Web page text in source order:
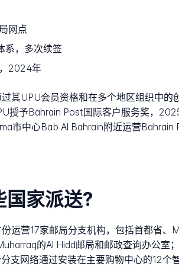
网点
系，多次续签
2024年
其UPU会员资格和在多个地区组织中
授予Bahrain Post国际客户服务奖，
市中心Bab Al Bahrain附近运营
家派送?
运营17家邮局分支机构，包括首都省
的Al Hidd邮局和邮政查询办公
支网络通过安装在主要购物中心的12